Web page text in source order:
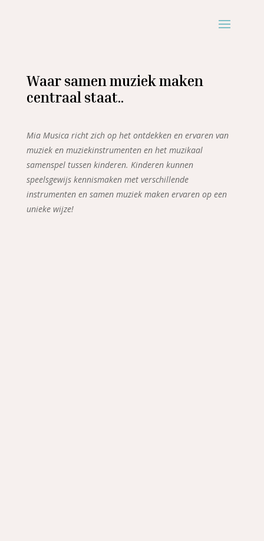
Waar samen muziek maken
centraal staat..
Mia Musica richt zich op het ontdekken en ervaren van
muziek en muziekinstrumenten en het muzikaal
samenspel tussen kinderen. Kinderen kunnen
speelsgewijs kennismaken met verschillende
instrumenten en samen muziek maken ervaren op een
unieke wijze!